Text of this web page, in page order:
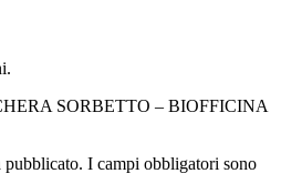
SORBETTO – BIOFFICINA
pubblicato. I campi obbligatori sono